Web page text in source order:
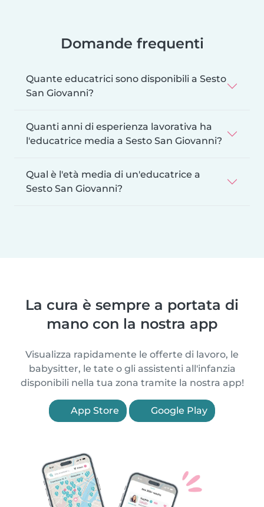
Domande frequenti
Quante educatrici sono disponibili a Sesto
San Giovanni?
Quanti anni di esperienza lavorativa ha
l'educatrice media a Sesto San Giovanni?
Qual è l'età media di un'educatrice a
Sesto San Giovanni?
La cura è sempre a portata di
mano con la nostra app
Visualizza rapidamente le offerte di lavoro, le
babysitter, le tate o gli assistenti all'infanzia
disponibili nella tua zona tramite la nostra app!
App Store Google Play